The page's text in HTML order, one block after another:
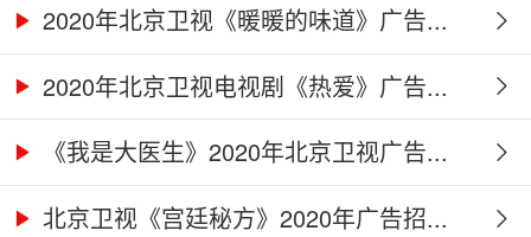
2020年北京卫视《暖暖的味道》广告...
2020年北京卫视电视剧《热爱》广告...
《我是大医生》2020年北京卫视广告...
北京卫视《宫廷秘方》2020年广告招...